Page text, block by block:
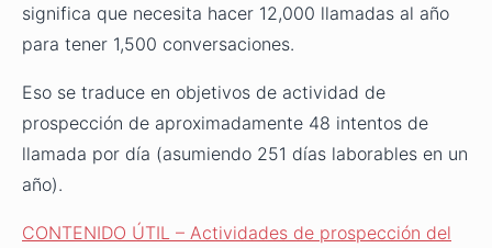
significa que necesita hacer 12,000 llamadas al año
para tener 1,500 conversaciones.
Eso se traduce en objetivos de actividad de
prospección de aproximadamente 48 intentos de
llamada por día (asumiendo 251 días laborables en un
año).
CONTENIDO ÚTIL – Actividades de prospección del